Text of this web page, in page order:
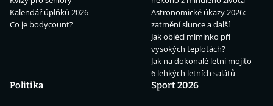
Kalendář úplňků 2026
Co je bodycount?
Astronomické úkazy 2026:
zatmění slunce a další
Jak obléci miminko při
vysokých teplotách?
Jak na dokonalé letní mojito
6 lehkých letních salátů
Politika
Sport 2026